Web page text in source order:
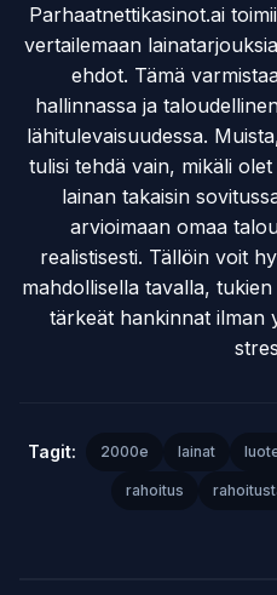
Parhaatnettikasinot.ai
vertailemaan
ehdot. Tämä
hallinnassa ja
lähitulevaisuudessa.
tulisi tehdä vain, mikäli
lainan takaisin
arvioimaan omaa
realistisesti. Tällöin voit
mahdollisella tavalla,
tärkeät hankinnat ilman
Tagit: 2000e lainat
rahoitus